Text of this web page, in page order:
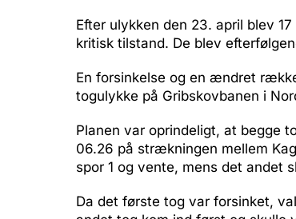
Efter ulykken den 23. april blev
kritisk tilstand. De blev
En forsinkelse og en ændret
togulykke på Gribskovbanen i
Planen var oprindeligt, at begge
06.26 på strækningen mellem
spor 1 og vente, mens det andet
Da det første tog var forsinket,